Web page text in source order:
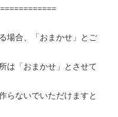
場合、「おまかせ」とご
は「おまかせ」とさせて
らないでいただけますと